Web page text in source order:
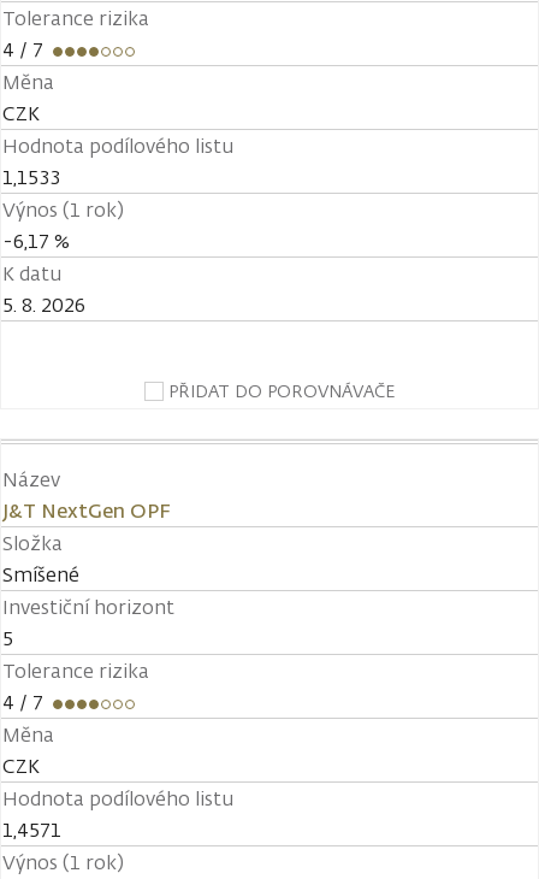
Tolerance rizika
4 / 7
Měna
CZK
Hodnota podílového listu
1,1533
Výnos (1 rok)
-6,17 %
K datu
5. 8. 2026
PŘIDAT DO POROVNÁVAČE
Název
J&T NextGen OPF
Složka
Smíšené
Investiční horizont
5
Tolerance rizika
4 / 7
Měna
CZK
Hodnota podílového listu
1,4571
Výnos (1 rok)